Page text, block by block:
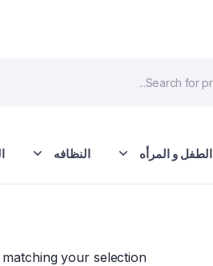
الطفل و المرأه النظافه
your selection.